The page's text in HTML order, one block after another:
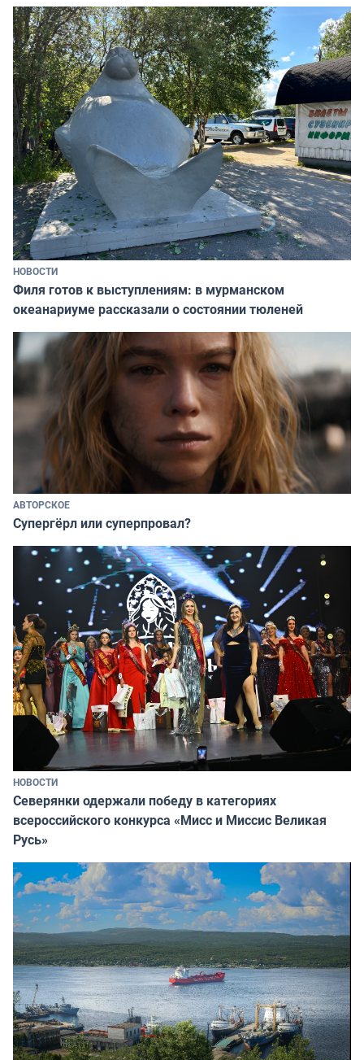
НОВОСТИ
Филя готов к выступлениям: в мурманском
океанариуме рассказали о состоянии тюленей
АВТОРСКОЕ
Супергёрл или суперпровал?
НОВОСТИ
Северянки одержали победу в категориях
всероссийского конкурса «Мисс и Миссис Великая
Русь»